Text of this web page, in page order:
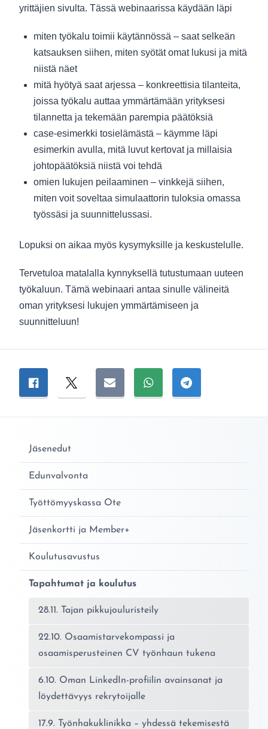
yrittäjien sivulta. Tässä webinaarissa käydään läpi
miten työkalu toimii käytännössä – saat selkeän
katsauksen siihen, miten syötät omat lukusi ja mitä
niistä näet
mitä hyötyä saat arjessa – konkreettisia tilanteita,
joissa työkalu auttaa ymmärtämään yrityksesi
tilannetta ja tekemään parempia päätöksiä
case-esimerkki tosielämästä – käymme läpi
esimerkin avulla, mitä luvut kertovat ja millaisia
johtopäätöksiä niistä voi tehdä
omien lukujen peilaaminen – vinkkejä siihen,
miten voit soveltaa simulaattorin tuloksia omassa
työssäsi ja suunnittelussasi.
Lopuksi on aikaa myös kysymyksille ja keskustelulle.
Tervetuloa matalalla kynnyksellä tutustumaan uuteen
työkaluun. Tämä webinaari antaa sinulle välineitä
oman yrityksesi lukujen ymmärtämiseen ja
suunnitteluun!
Jaa sivu
Jaa Facebookissa
Jaa TwitterissäJaa sähköpostitse
Jaa WhatsAppissa
Jaa
Jäsenedut
Edunvalvonta
Työttömyyskassa Ote
Jäsenkortti ja Member+
Koulutusavustus
Tapahtumat ja koulutus
28.11. Tajan pikkujouluristeily
22.10. Osaamistarvekompassi ja
osaamisperusteinen CV työnhaun tukena
6.10. Oman LinkedIn-profiilin avainsanat ja
löydettävyys rekrytoijalle
17.9. Työnhakuklinikka – yhdessä tekemisestä